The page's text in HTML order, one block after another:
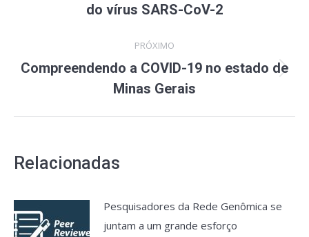
anterior:
do vírus SARS-CoV-2
PRÓXIMO
Próximo
post:
Compreendendo a COVID-19 no estado de
Minas Gerais
Relacionadas
Pesquisadores da Rede Genômica se
juntam a um grande esforço